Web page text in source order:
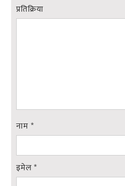
प्रतिक्रिया
नाम *
इमेल*